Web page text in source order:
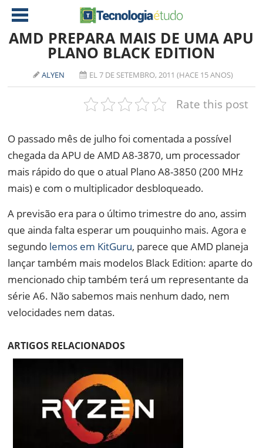
AMD
ATI
NVIDIA
SOFTWARE
TABLETS
IOS
NOKIA
JOGOS
DOWNLOADS
ANÁLISE
AMD PREPARA MAIS DE UMA APU
PLANO BLACK EDITION
ALYEN EL 7 DE SETEMBRO, 2011 (HACE 15 ANOS)
Rate this post
O passado mês de julho foi comentada a possível
chegada da APU de AMD A8-3870, um processador
mais rápido do que o atual Plano A8-3850 (200 MHz
mais) e com o multiplicador desbloqueado.
A previsão era para o último trimestre do ano, assim
que ainda falta esperar um pouquinho mais. Agora e
segundo lemos em KitGuru, parece que AMD planeja
lançar também mais modelos Black Edition: aparte do
mencionado chip também terá um representante da
série A6. Não sabemos mais nenhum dado, nem
velocidades nem datas.
ARTIGOS RELACIONADOS